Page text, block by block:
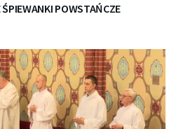
POWSTAŃCZE